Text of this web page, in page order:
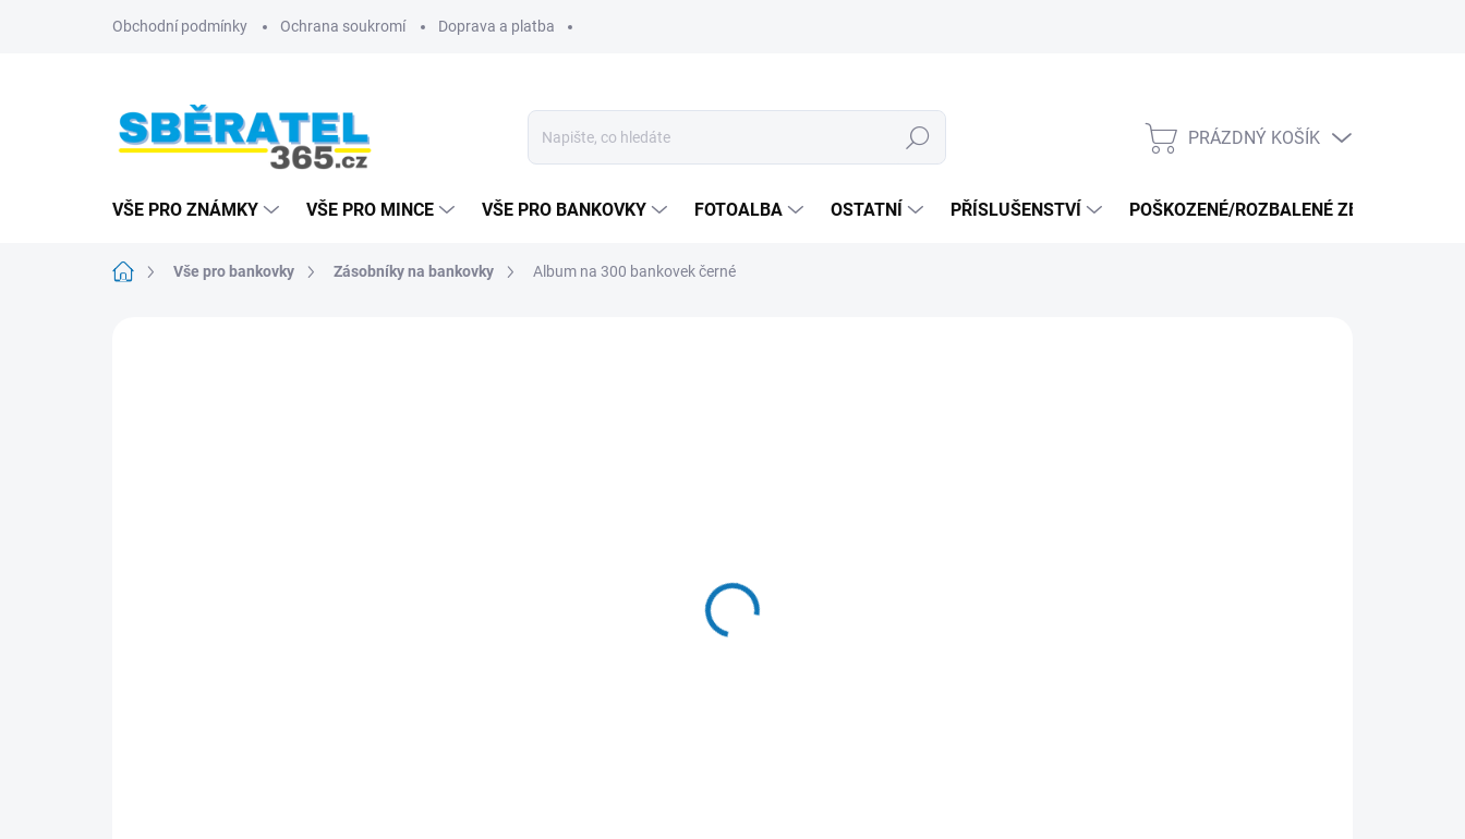
Obchodní podmínky Ochrana soukromí Doprava a platba
Hledat
NÁKUPNÍ
PRÁZDNÝ KOŠÍK
VŠE PRO ZNÁMKY VŠE PRO MINCE VŠE PRO BANKOVKY FOTOALBA OSTATNÍ PŘÍSLUŠENSTVÍ POŠKOZENÉ/ROZBALENÉ ZBOŽÍ -
Domů Vše pro bankovky Zásobníky na bankovky Album na 300 bankovek černé
DETAILNÍ INFORMACE